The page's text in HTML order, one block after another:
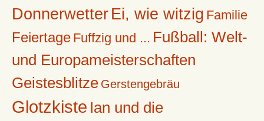
Donnerwetter Ei, wie witzig Familie
Feiertage Fuffzig und ... Fußball: Welt-
und Europameisterschaften
Geistesblitze Gerstengebräu
Glotzkiste Ian und die